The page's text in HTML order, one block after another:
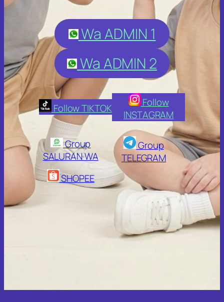
Wa ADMIN 1
Wa ADMIN 2
Follow TIKTOK
Follow
INSTAGRAM
Group
SALURAN WA
Group
TELEGRAM
SHOPEE